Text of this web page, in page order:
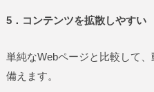
5．コンテンツを拡散しやすい
単純なWebページと比較して
備えます。